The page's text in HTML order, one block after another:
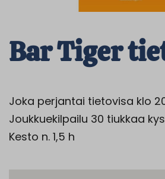
Bar Tiger
Joka perjantai tietovisa klo
Joukkuekilpailu 30 tiukkaa
Kesto n. 1,5 h